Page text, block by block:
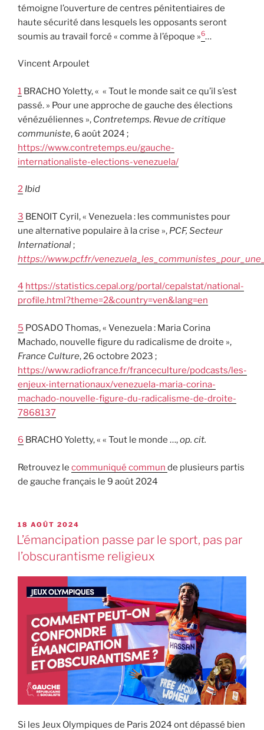
témoigne l’ouverture de centres pénitentiaires de
haute sécurité dans lesquels les opposants seront
soumis au travail forcé « comme à l’époque »6…
Vincent Arpoulet
1 BRACHO Yoletty, « « Tout le monde sait ce qu’il s’est
passé. » Pour une approche de gauche des élections
vénézuéliennes », Contretemps. Revue de critique
communiste, 6 août 2024 ;
https://www.contretemps.eu/gauche-
internationaliste-elections-venezuela/
2 Ibid
3 BENOIT Cyril, « Venezuela : les communistes pour
une alternative populaire à la crise », PCF, Secteur
International;
https://www.pcf.fr/
4 https://statistics.cepal.org/portal/cepalstat/national-
profile.html?theme=2&country=ven&lang=en
5 POSADO Thomas, « Venezuela : Maria Corina
Machado, nouvelle figure du radicalisme de droite »,
France Culture, 26 octobre 2023 ;
https://www.radiofrance.fr/franceculture/podcasts/les-
enjeux-internationaux/venezuela-maria-corina-
machado-nouvelle-figure-du-radicalisme-de-droite-
7868137
6 BRACHO Yoletty, « « Tout le monde …,op. cit.
Retrouvez le communiqué commun de plusieurs partis
de gauche français le 9 août 2024
18 AOÛT 2024
L’émancipation passe par le sport, pas par
l’obscurantisme religieux
Si les Jeux Olympiques de Paris 2024 ont dépassé bien